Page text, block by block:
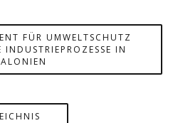
FÜR UMWELTSCHUTZ
IN